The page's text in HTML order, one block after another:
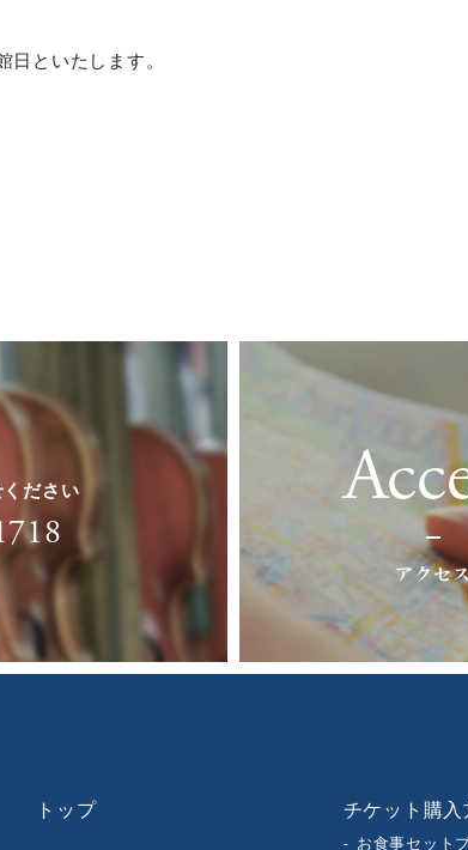
といたします。
ださい
アクセ
トップ チケット購入
お食事セット